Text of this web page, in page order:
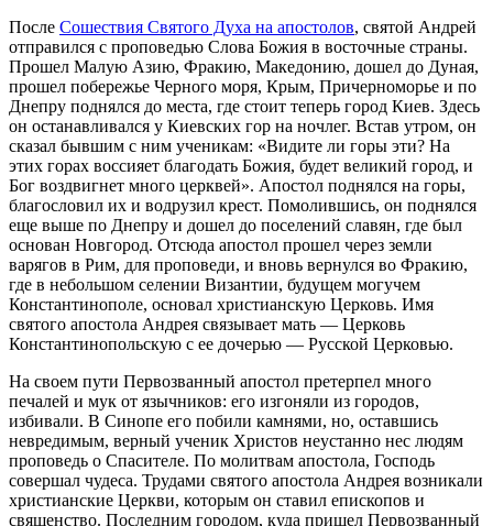
После Сошествия Святого Духа на апостолов, святой Андрей
отправился с проповедью Слова Божия в восточные страны.
Прошел Малую Азию, Фракию, Македонию, дошел до Дуная,
прошел побережье Черного моря, Крым, Причерноморье и по
Днепру поднялся до места, где стоит теперь город Киев. Здесь
он останавливался у Киевских гор на ночлег. Встав утром, он
сказал бывшим с ним ученикам: «Видите ли горы эти? На
этих горах воссияет благодать Божия, будет великий город, и
Бог воздвигнет много церквей». Апостол поднялся на горы,
благословил их и водрузил крест. Помолившись, он поднялся
еще выше по Днепру и дошел до поселений славян, где был
основан Новгород. Отсюда апостол прошел через земли
варягов в Рим, для проповеди, и вновь вернулся во Фракию,
где в небольшом селении Византии, будущем могучем
Константинополе, основал христианскую Церковь. Имя
святого апостола Андрея связывает мать — Церковь
Константинопольскую с ее дочерью — Русской Церковью.
На своем пути Первозванный апостол претерпел много
печалей и мук от язычников: его изгоняли из городов,
избивали. В Синопе его побили камнями, но, оставшись
невредимым, верный ученик Христов неустанно нес людям
проповедь о Спасителе. По молитвам апостола, Господь
совершал чудеса. Трудами святого апостола Андрея возникали
христианские Церкви, которым он ставил епископов и
священство. Последним городом, куда пришел Первозванный